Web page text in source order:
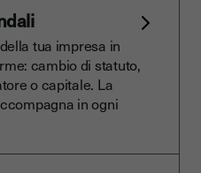
tua impresa in
cambio di statuto,
o capitale. La
in ogni